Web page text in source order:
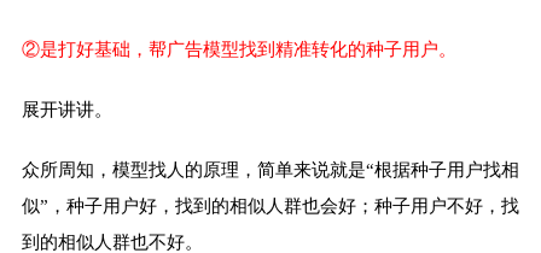
②是打好基础，帮广告模型找到精准转化的种子用户。
展开讲讲。
众所周知，模型找人的原理，简单来说就是“根据种子用户找相
似”，种子用户好，找到的相似人群也会好；种子用户不好，找
到的相似人群也不好。